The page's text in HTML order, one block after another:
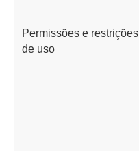
Permissões e restrições
de uso